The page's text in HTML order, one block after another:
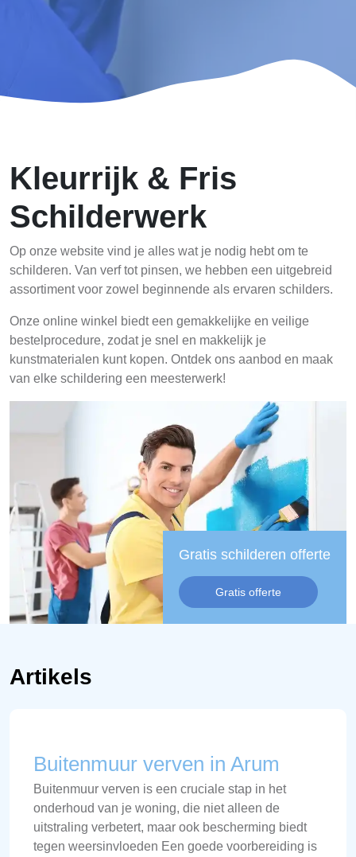
Kleurrijk & Fris
Schilderwerk
Op onze website vind je alles wat je nodig hebt om te
schilderen. Van verf tot pinsen, we hebben een uitgebreid
assortiment voor zowel beginnende als ervaren schilders.
Onze online winkel biedt een gemakkelijke en veilige
bestelprocedure, zodat je snel en makkelijk je
kunstmaterialen kunt kopen. Ontdek ons aanbod en maak
van elke schildering een meesterwerk!
Gratis schilderen offerte
Gratis offerte
Artikels
Buitenmuur verven in Arum
Buitenmuur verven is een cruciale stap in het
onderhoud van je woning, die niet alleen de
uitstraling verbetert, maar ook bescherming biedt
tegen weersinvloeden Een goede voorbereiding is